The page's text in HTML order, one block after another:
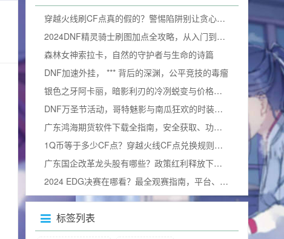
穿越火线刷CF点真的假的？警惕陷阱别让贪心毁掉游戏体验
2024DNF精灵骑士刷图加点全攻略，从入门到精通，打造一线输出（附加点图）
森林女神索拉卡，自然的守护者与生命的诗篇
DNF加速外挂， *** 背后的深渊，公平竞技的毒瘤
银色之牙阿卡丽，暗影利刃的冷冽蜕变与价格询问
DNF万圣节活动，哥特魅影与南瓜狂欢的时装奇幻碰撞
广东鸿海期货软件下载全指南，安全获取、功能解析与使用技巧
1Q币等于多少CF点？穿越火线CF点兑换规则与实用攻略详解
广东国企改革龙头股有哪些？政策红利释放下的价值重估与布局窗口解析
2024 EDG决赛在哪看？最全观赛指南，平台、细节及视频观看方式汇总
标签列表